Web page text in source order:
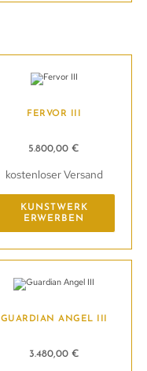
FERVOR III
5.800,00€
kostenloser Versand
KUNSTWERK
ERWERBEN
GUARDIAN ANGEL III
3.480,00 €